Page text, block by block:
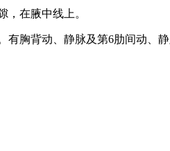
，在腋中线上。
有胸背动、静脉及第6肋间动、